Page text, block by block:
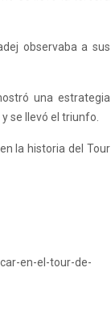
observaba a sus
una estrategia
se llevó el triunfo.
la historia del Tour
en-el-tour-de-